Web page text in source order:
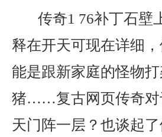
传奇1 76补丁石壁
释在开天可现在详细
能是跟新家庭的怪物
猪……复古网页传奇对
天门阵一层？也谈起